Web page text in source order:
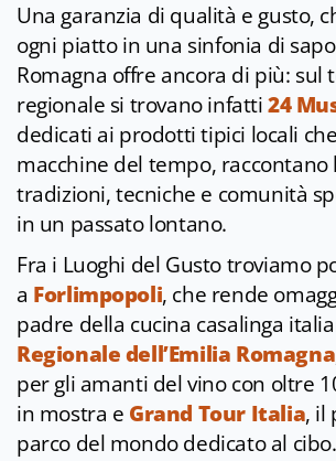
Una garanzia di qualità e gusto,
ogni piatto in una sinfonia di
Romagna offre ancora di più: sul
regionale si trovano infatti24
dedicati ai prodotti tipici locali
macchine del tempo, raccontano
tradizioni, tecniche e comunità
in un passato lontano.
Fra i Luoghi del Gusto troviamo
a Forlimpopoli, che rende
padre della cucina casalinga
Regionale dell’Emilia Romagna
per gli amanti del vino con oltre
in mostra e Grand Tour Italia, il
parco del mondo dedicato al cibo.